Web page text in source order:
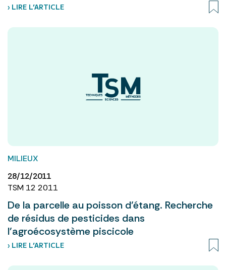
› LIRE L’ARTICLE
MILIEUX
28/12/2011
TSM 12 2011
De la parcelle au poisson d’étang. Recherche
de résidus de pesticides dans
l’agroécosystème piscicole
› LIRE L’ARTICLE